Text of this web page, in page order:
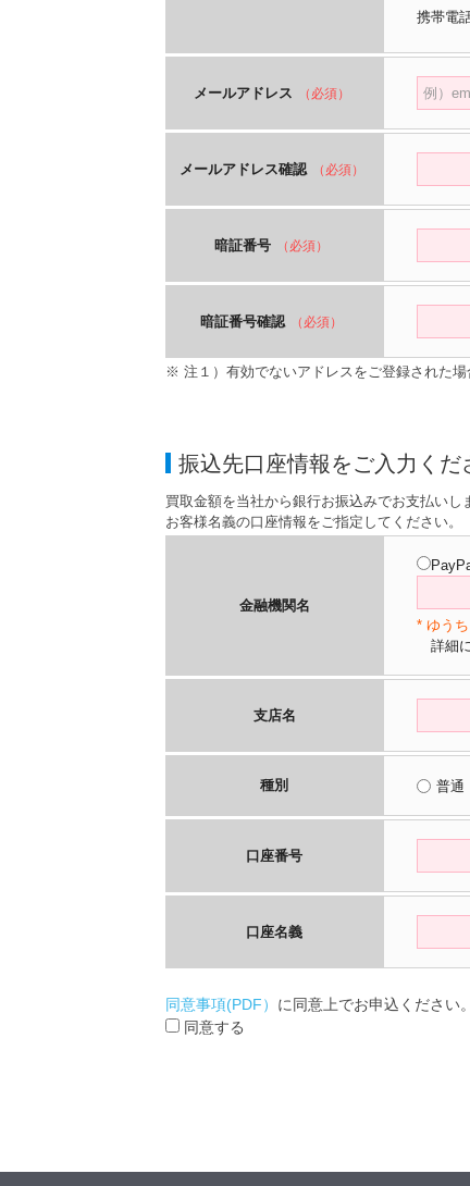
携帯電
メールアドレス （必須）
メールアドレス確認 （必須）
暗証番号 （必須）
暗証番号確認 （必須）
※ 注１）有効でないアドレスをご登録された場
振込先口座情報をご入力くだ
買取金額を当社から銀行お振込みでお支払いし
お客様名義の口座情報をご指定してください。
金融機関名
* ゆう
詳細
支店名
種別 普通
口座番号
口座名義
同意事項(PDF） に同意上でお申込ください。
同意する